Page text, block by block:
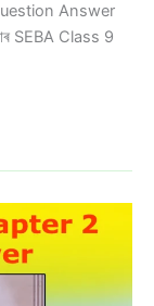
Answer
SEBA Class 9